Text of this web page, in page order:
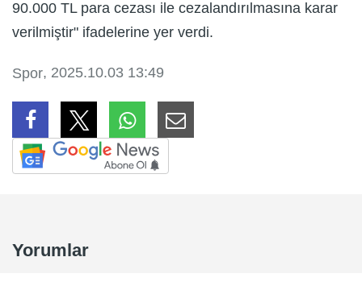
90.000 TL para cezası ile cezalandırılmasına karar
verilmiştir" ifadelerine yer verdi.
Spor, 2025.10.03 13:49
Yorumlar